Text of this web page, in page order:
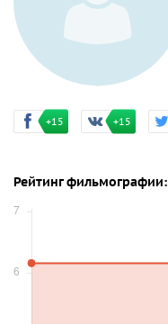
+15 +15
Рейтинг фильмографии: